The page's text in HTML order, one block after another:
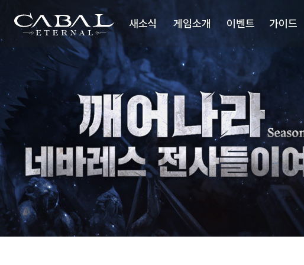
CABAL
TRANSCENDENCE
요
새소식
공지사항
업데이트
이슈 플러스
게임소개
세계관
시놉시스
배틀스타일
미디어
업데이트리뷰
이벤트 가이드
포스북
스